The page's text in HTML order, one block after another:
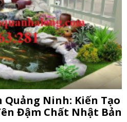
Quảng Ninh: Kiến Tạo
Đậm Chất Nhật Bản